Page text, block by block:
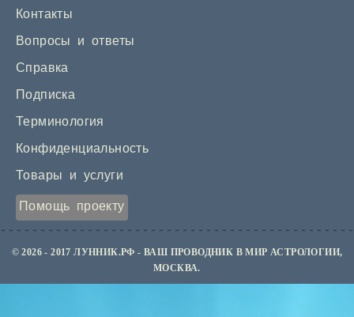
Контакты
Вопросы и ответы
Справка
Подписка
Терминология
Конфиденциальность
Товары и услуги
Помощь проекту
© 2026 - 2017 ЛУННИК.РФ - ВАШ ПРОВОДНИК В МИР АСТРОЛОГИИ,
МОСКВА.